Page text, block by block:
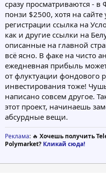
сразу просматриваются -
понзи $2500, хотя на
регистрации ссылка на
как и другие ссылки на
описанные на главной
всё ясно. В факе на чисто
ежедневная прибыль
от флуктуации фондового
инвестирования тоже!
написано совсем другое.
этот проект, начинаешь
абсурдные вещи.
Реклама: 🔥 Хочешь получить
Polymarket? Кликай сюда!